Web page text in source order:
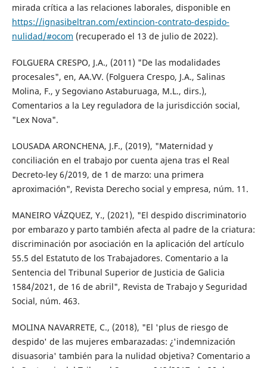
mirada crítica a las relaciones laborales, disponible en
https://ignasibeltran.com/extincion-contrato-despido-
nulidad/#ocom (recuperado el 13 de julio de 2022).
FOLGUERA CRESPO, J.A., (2011) "De las modalidades
procesales", en, AA.VV. (Folguera Crespo, J.A., Salinas
Molina, F., y Segoviano Astaburuaga, M.L., dirs.),
Comentarios a la Ley reguladora de la jurisdicción social,
"Lex Nova".
LOUSADA ARONCHENA, J.F., (2019), "Maternidad y
conciliación en el trabajo por cuenta ajena tras el Real
Decreto-ley 6/2019, de 1 de marzo: una primera
aproximación", Revista Derecho social y empresa, núm. 11.
MANEIRO VÁZQUEZ, Y., (2021), "El despido discriminatorio
por embarazo y parto también afecta al padre de la criatura:
discriminación por asociación en la aplicación del artículo
55.5 del Estatuto de los Trabajadores. Comentario a la
Sentencia del Tribunal Superior de Justicia de Galicia
1584/2021, de 16 de abril", Revista de Trabajo y Seguridad
Social, núm. 463.
MOLINA NAVARRETE, C., (2018), "El 'plus de riesgo de
despido' de las mujeres embarazadas: ¿'indemnización
disuasoria' también para la nulidad objetiva? Comentario a